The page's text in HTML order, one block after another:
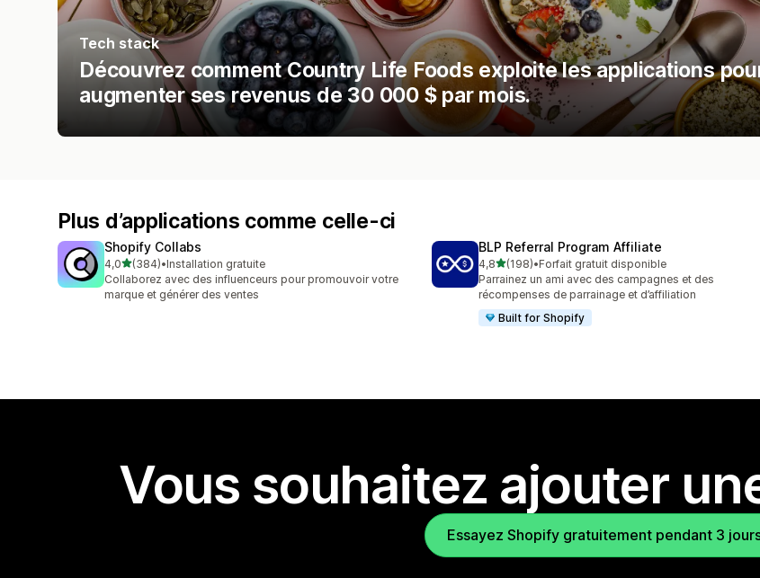
Tech stack
Découvrez comment Country Life Foods exploite les applications
augmenter ses revenus de 30 000 $ par mois.
Plus d’applications comme celle-ci
Shopify Collabs
4,0étoile(s) sur 5
(384)
384 avis au total
•Installation gratuite
Collaborez avec des influenceurs pour promouvoir votre
marque et générer des ventes
BLP Referral Program Affiliate
4,8étoile(s) sur 5
(198)
198 avis au total
•Forfait gratuit disponible
Parrainez un ami avec des campagnes et des
récompenses de parrainage et d’affiliation
Built for Shopify
Vous souhaitez ajouter
Essayez Shopify gratuitement pendant 3